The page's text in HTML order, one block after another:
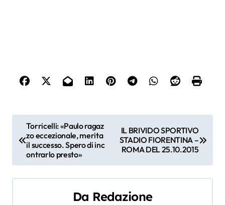
a
v
i
Torricelli: «Paulo ragaz
zo eccezionale, merita
il successo. Spero di inc
ontrarlo presto»
IL BRIVIDO SPORTIVO
STADIO FIORENTINA –
ROMA DEL 25.10.2015
Da Redazione